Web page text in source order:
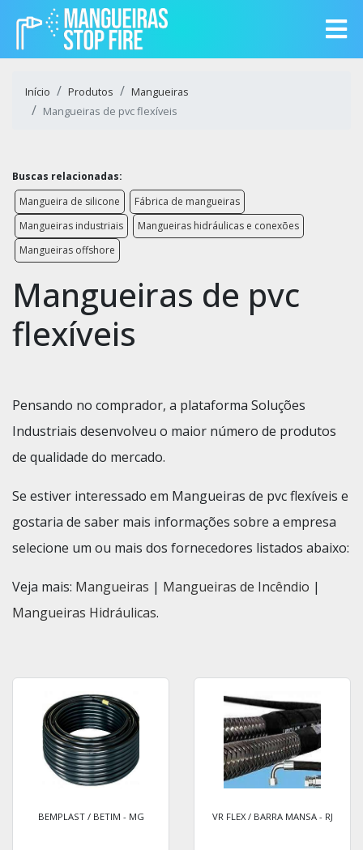
Início Produtos
Mangueiras
Mangueiras de pvc flexíveis
Buscas relacionadas:
Mangueira de silicone
Fábrica de mangueiras
Mangueiras industriais
Mangueiras hidráulicas e conexões
Mangueiras offshore
Mangueiras de pvc
flexíveis
Pensando no comprador, a plataforma Soluções
Industriais desenvolveu o maior número de produtos
de qualidade do mercado.
Se estiver interessado em Mangueiras de pvc flexíveis e
gostaria de saber mais informações sobre a empresa
selecione um ou mais dos fornecedores listados abaixo:
Veja mais: Mangueiras | Mangueiras de Incêndio |
Mangueiras Hidráulicas.
BEMPLAST / BETIM - MG VR FLEX / BARRA MANSA - RJ